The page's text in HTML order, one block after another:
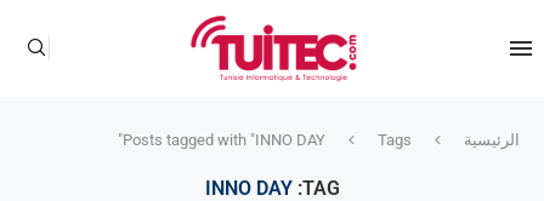
الرئيسية Tags
Posts tagged with "INNO DAY"
TAG:
INNO DAY